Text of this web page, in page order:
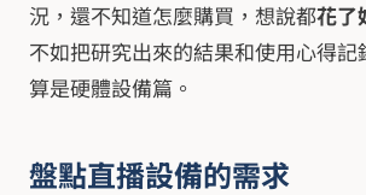
況，還不知道怎麼購買，想說都花了
不如把研究出來的結果和使用心得記
算是硬體設備篇。
盤點直播設備的需求